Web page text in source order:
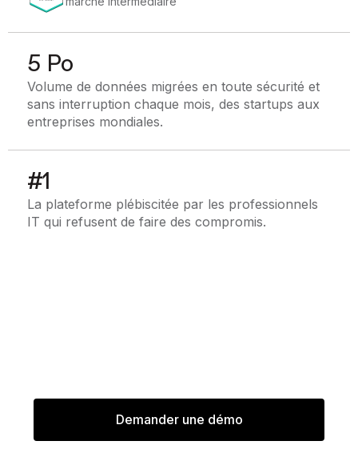
5 Po
Volume de données migrées en toute sécurité et
sans interruption chaque mois, des startups aux
entreprises mondiales.
#1
La plateforme plébiscitée par les professionnels
IT qui refusent de faire des compromis.
Demander une démo